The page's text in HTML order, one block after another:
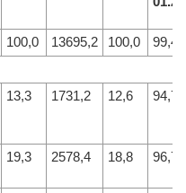
100,0 13695,2 100,0
99,4
13,3 1731,2 12,6 94,7
19,3 2578,4 18,8 96,7